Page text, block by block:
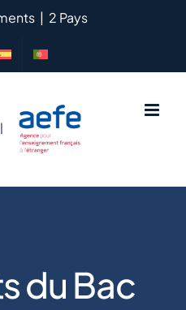
| 2 Pays
du Bac